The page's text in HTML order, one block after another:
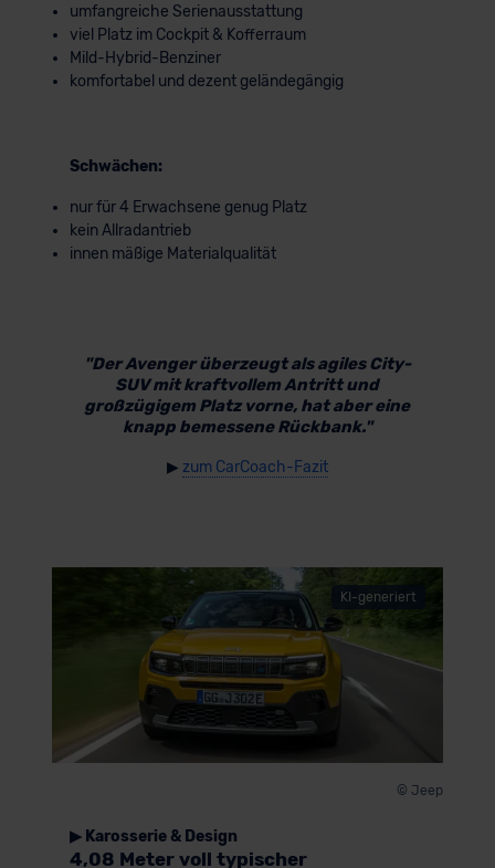
umfangreiche Serienausstattung
viel Platz im Cockpit & Kofferraum
Mild-Hybrid-Benziner
komfortabel und dezent geländegängig
Schwächen:
nur für 4 Erwachsene genug Platz
kein Allradantrieb
innen mäßige Materialqualität
"Der Avenger überzeugt als agiles City-
SUV mit kraftvollem Antritt und
großzügigem Platz vorne, hat aber eine
knapp bemessene Rückbank."
▶ zum CarCoach-Fazit
KI-generiert
© Jeep
▶ Karosserie & Design
4,08 Meter voll typischer